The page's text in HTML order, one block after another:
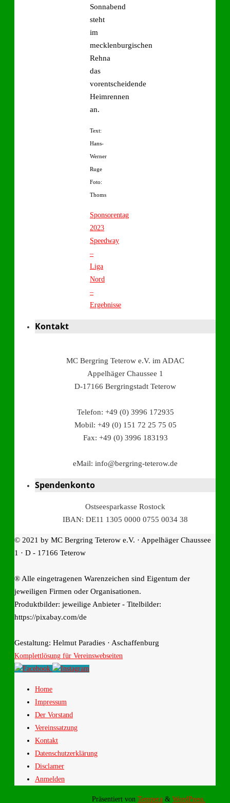
Sonnabend
steht
im
mecklenburgischen
Rehna
das
vorentscheidende
Heimrennen
an.
Text:
Hans-
Werner
Ruge
Foto:
Thoms
Sponsorentag
2023
Speedway
–
Liga
Nord
–
Ergebnisse
Kontakt
MC Bergring Teterow e.V. im ADAC
Appelhäger Chaussee 1
D-17166 Bergringstadt Teterow
Telefon: +49 (0) 3996 172935
Mobil: +49 (0) 151 72 25 75 05
Fax: +49 (0) 3996 183193
eMail: info@bergring-teterow.de
Spendenkonto
Ostseesparkasse Rostock
IBAN: DE11 1305 0000 0755 0034 38
© 2021 by MC Bergring Teterow e.V. · Appelhäger Chaussee
1 · D - 17166 Teterow
® Alle eingetragenen Warenzeichen sind Eigentum der
jeweiligen Firmen oder Organisationen.
Produktbilder: jeweilige Anbieter - Titelbilder:
https://pixabay.com/de
Gestaltung: Helmut Paradies · Aschaffenburg
Komplettlösung für Vereinswebseiten
Home
Impressum
Der Vorstand
Vereinssatzung
Kontakt
Datenschutzerklärung
Disclamer
Anmelden
Präsentiert von Tempera & WordPress.